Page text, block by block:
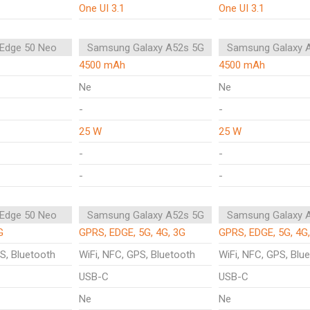
One UI 3.1 One UI 3.1
50 Neo Samsung Galaxy A52s 5G
Samsung Galaxy
4500 mAh
4500 mAh
Ne
Ne
-
-
25 W
25 W
-
-
-
-
50 Neo Samsung Galaxy A52s 5G
Samsung Galaxy
GPRS, EDGE, 5G, 4G, 3G
GPRS, EDGE, 5G,
Bluetooth
WiFi, NFC, GPS, Bluetooth
WiFi, NFC, GPS,
USB-C
USB-C
Ne
Ne